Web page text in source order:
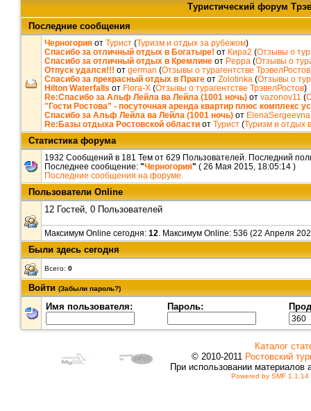
Туристический форум
Последние сообщения
Черногория от Турист (Туризм и отдых за рубежом)
Спасибо за отличный отдых в Богатыре! от Кира2 (Отзывы о
Спасибо за отличный отдых в Кремлине от Peppa (Отзывы о
Отпуск удался!!! от german (Отзывы о турагентстве ТрэвелРостов
Спасибо за прекрасный отдых в Праге от Zolotinka (Отзывы о
Hilton Waterfalls от Flora-X (Отзывы о турагентстве ТрэвелРостов)
Re:Спасибо за Альф Лейла ва Лейла (1001 ночь) от vazonov11 (
"Гости Ростова" - посуточная аренда квартир плюс комплекс
Спасибо за Альф Лейла ва Лейла (1001 ночь) от ElenaSergeevna
Re:Базы отдыха Ростовской области от Турист (Туризм и отдых
Статистика форума
1932 Сообщений в 181 Тем от 629 Пользователей. Последний
Последнее сообщение: "Черногория" ( 26 Мая 2015, 18:05:14 )
Последние сообщения на форуме.
Пользователи Online
12 Гостей, 0 Пользователей
Максимум Online сегодня: 12 . Максимум Online: 536 (22 Апреля
Были здесь сегодня
Всего: 0
Войти (Забыли пароль?)
Имя пользователя: Пароль:
Каталог
© 2010-2011 Ростовский
При использовании материалов
Powered by SMF 1.1.14